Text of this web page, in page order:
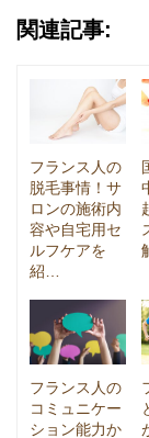
関連記事:
フランス人の
脱毛事情！サ
ロンの施術内
容や自宅用セ
ルフケアを
紹…
フランス人の
コミュニケー
ション能力か